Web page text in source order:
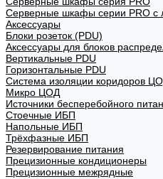
Серверные шкафы серии PRO с
Аксессуары
Блоки розеток (PDU)
Аксессуары для блоков
Вертикальные PDU
Горизонтальные PDU
Система изоляции коридоров
Микро ЦОД
Источники бесперебойного
Стоечные ИБП
Напольные ИБП
Трёхфазные ИБП
Резервирование питания
Прецизионные кондиционеры
Прецизионные межрядные